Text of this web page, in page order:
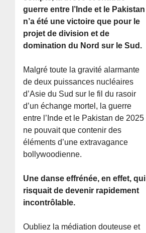
guerre entre l’Inde et le Pakistan
n’a été une victoire que pour le
projet de division et de
domination du Nord sur le Sud.
Malgré toute la gravité alarmante
de deux puissances nucléaires
d’Asie du Sud sur le fil du rasoir
d’un échange mortel, la guerre
entre l’Inde et le Pakistan de 2025
ne pouvait que contenir des
éléments d’une extravagance
bollywoodienne.
Une danse effrénée, en effet, qui
risquait de devenir rapidement
incontrôlable.
Oubliez la médiation douteuse et